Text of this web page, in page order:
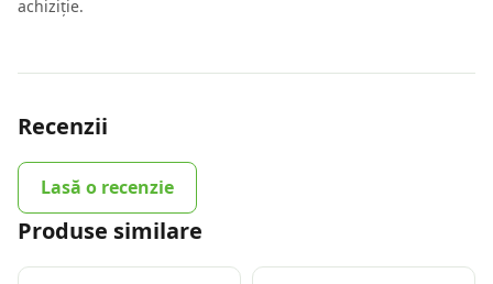
achiziție.
Recenzii
Lasă o recenzie
Produse similare